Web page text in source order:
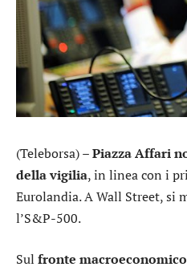
(Teleborsa) –Piazza Affari
della vigilia, in linea con i
Eurolandia. A Wall Street, si
l’S&P-500.
Sul fronte macroeconomico